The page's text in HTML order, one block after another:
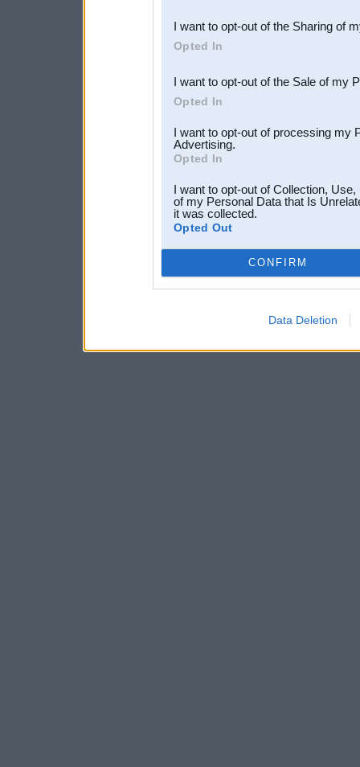
Downstream Participants
third parties.
I want to opt-out of the Sharing of
Opted In
I want to opt-out of the Sale of my
Opted In
I want to opt-out of processing my
Advertising.
Opted In
I want to opt-out of Collection,
of my Personal Data that Is
it was collected.
Opted Out
CONFIRM
Data Deletion